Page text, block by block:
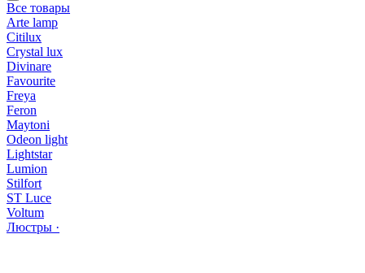
Все товары
Arte lamp
Citilux
Crystal lux
Divinare
Favourite
Freya
Feron
Maytoni
Odeon light
Lightstar
Lumion
Stilfort
ST Luce
Voltum
Люстры ·